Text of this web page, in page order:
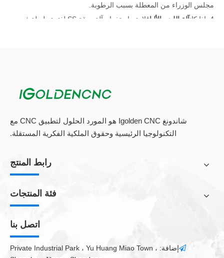
مجلس الوزراء من المعطلة بسبب الرطوبة.
4. إذا كان
آلة الليزر الألياف
لا يتم استخدام آلة ورقة SS لفترة طويلة في
وينبغي إزالة نهاية واحدة من أنابيب المياه الصغيرة، ويجب تفجير كل
المياه مع الهواء. عند تشغيله مرة أخرى، تحقق أولا من أن الجهاز يتجمد
القاطع الليزر الفولاذ المقاوم للصدأ
4. شعاع الألومنيوم المتكامل المصبوب، خفيف الوزن، مقاومة التآكل،
القاطع الليزر الفولاذ المقاوم للصدأ لديه الخصائص التالية:
شاندونغ Igolden CNC هو المورد الحلول لتطبيق CNC مع
التكنولوجيا الرئيسية وحقوق الملكية الفكرية المستقلة.
رابط المنتج
فئة المنتجات
اتصل بنا

إضافة: Private Industrial Park ، Yu Huang Miao Town ،